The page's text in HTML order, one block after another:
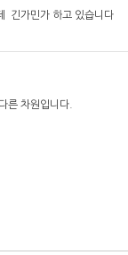
긴가민가 하고 있습니다
른 차원입니다.